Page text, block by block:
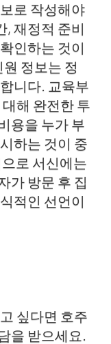
로 작성해야
, 재정적 준비
인하는 것이
정보는 정
니다. 교육부
해 완전한 투
용을 누가 부
하는 것이 중
로 서신에는
가 방문 후 집
적인 선언이
싶다면 호주
을 받으세요.